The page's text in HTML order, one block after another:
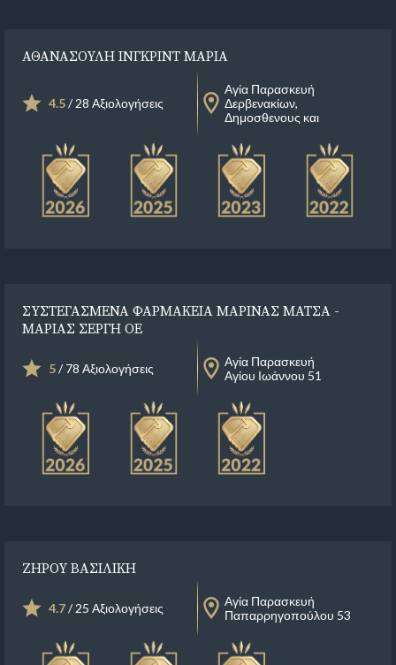
ΑΘΑΝΑΣΟΥΛΗ ΙΝΓΚΡΙΝΤ ΜΑΡΙΑ
4.5/ 28 Αξιολογήσεις
Αγία Παρασκευή
Δερβενακίων,
Δημοσθενους και
ΣΥΣΤΕΓΑΣΜΕΝΑ ΦΑΡΜΑΚΕΙΑ ΜΑΡΙΝΑΣ ΜΑΤΣΑ -
ΜΑΡΙΑΣ ΣΕΡΓΗ ΟΕ
5/ 78 Αξιολογήσεις
Αγία Παρασκευή
Αγίου Ιωάννου 51
ΖΗΡΟΥ ΒΑΣΙΛΙΚΗ
4.7/ 25 Αξιολογήσεις
Αγία Παρασκευή
Παπαρρηγοπούλου 53